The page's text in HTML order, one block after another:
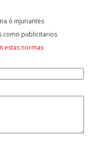
ó injuriantes
como publicitarios
estas normas